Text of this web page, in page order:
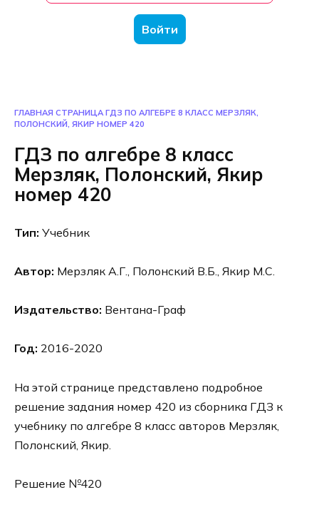
Войти
ГЛАВНАЯ СТРАНИЦА ГДЗ ПО АЛГЕБРЕ 8 КЛАСС МЕРЗЛЯК,
ПОЛОНСКИЙ, ЯКИР НОМЕР 420
ГДЗ по алгебре 8 класс
Мерзляк, Полонский, Якир
номер 420
Тип: Учебник
Автор: Мерзляк А.Г., Полонский В.Б., Якир М.С.
Издательство: Вентана-Граф
Год: 2016-2020
На этой странице представлено подробное
решение задания номер 420 из сборника ГДЗ к
учебнику по алгебре 8 класс авторов Мерзляк,
Полонский, Якир.
Решение №420